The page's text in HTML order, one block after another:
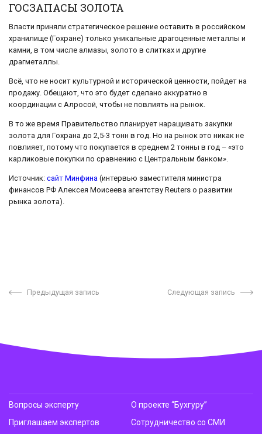
ГОСЗАПАСЫ ЗОЛОТА
Власти приняли стратегическое решение оставить в российском
хранилище (Гохране) только уникальные драгоценные металлы и
камни, в том числе алмазы, золото в слитках и другие
драгметаллы.
Всё, что не носит культурной и исторической ценности, пойдет на
продажу. Обещают, что это будет сделано аккуратно в
координации с Алросой, чтобы не повлиять на рынок.
В то же время Правительство планирует наращивать закупки
золота для Гохрана до 2,5-3 тонн в год. Но на рынок это никак не
повлияет, потому что покупается в среднем 2 тонны в год – «это
карликовые покупки по сравнению с Центральным банком».
Источник: сайт Минфина (интервью заместителя министра
финансов РФ Алексея Моисеева агентству Reuters о развитии
рынка золота).
Предыдущая запись Следующая запись
Вопросы эксперту
Приглашаем экспертов
О проекте “Бухгуру”
Сотрудничество со СМИ